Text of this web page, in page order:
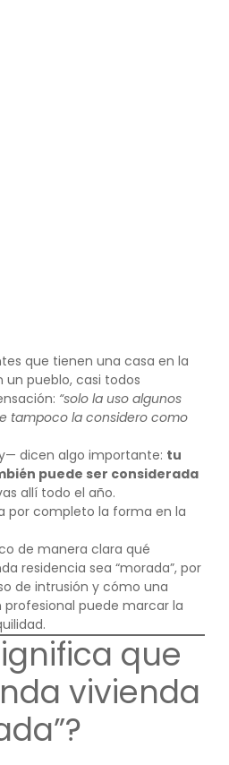
que tienen una casa en la
un pueblo, casi todos
“solo la uso algunos
tampoco la considero como
dicen algo importante: tu
puede ser considerada
allí todo el año.
por completo la forma en la
de manera clara qué
residencia sea “morada”, por
de intrusión y cómo una
puede marcar la
que
vivienda